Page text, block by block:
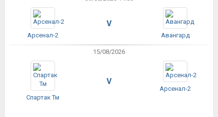
Арсенал-2
V
Авангард
15/08/2026
Спартак Тм
V
Арсенал-2